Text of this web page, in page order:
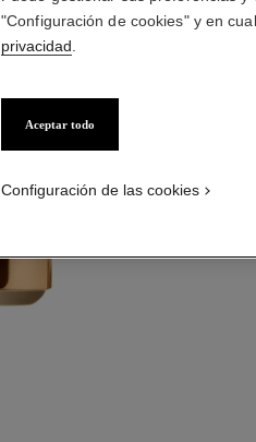
"Configuración de cookies" y en
privacidad
Aceptar todo
Configuración de las cookies